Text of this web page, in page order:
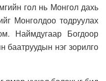
гол нь Монгол дахь
Монголдоо тодруулах
Наймдугаар Богдоор
баатруудын нэг зорилго